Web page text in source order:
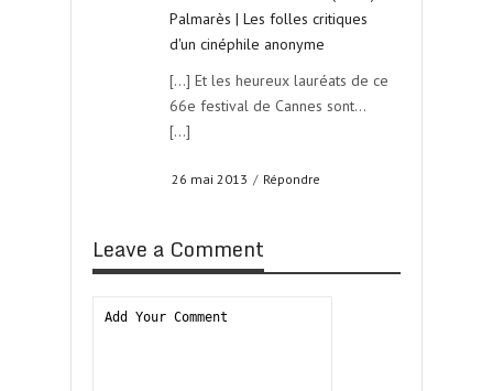
Palmarès | Les folles critiques
d'un cinéphile anonyme
[…] Et les heureux lauréats de ce
66e festival de Cannes sont…
[…]
26 mai 2013 / Répondre
Leave a Comment